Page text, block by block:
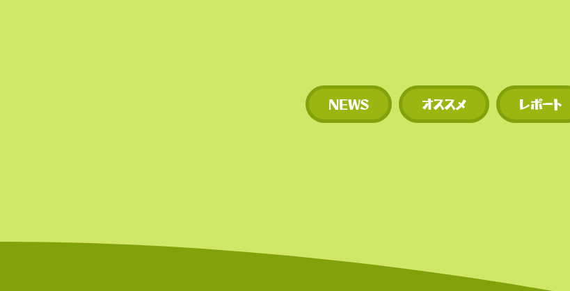
多い。
​• 世界的にもトッ
場数を誇る（数千
• 新規トークンや
世界的にもトップク
NEWS オススメ レポート